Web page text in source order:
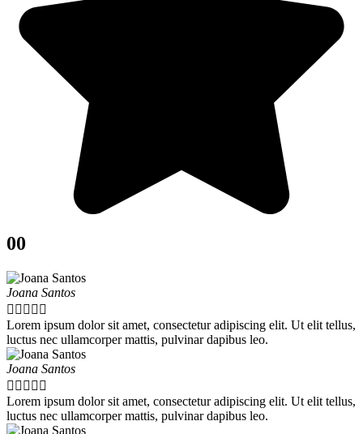
00
Joana Santos
    
Lorem ipsum dolor sit amet, consectetur adipiscing elit. Ut elit tellus,
luctus nec ullamcorper mattis, pulvinar dapibus leo.
Joana Santos
    
Lorem ipsum dolor sit amet, consectetur adipiscing elit. Ut elit tellus,
luctus nec ullamcorper mattis, pulvinar dapibus leo.